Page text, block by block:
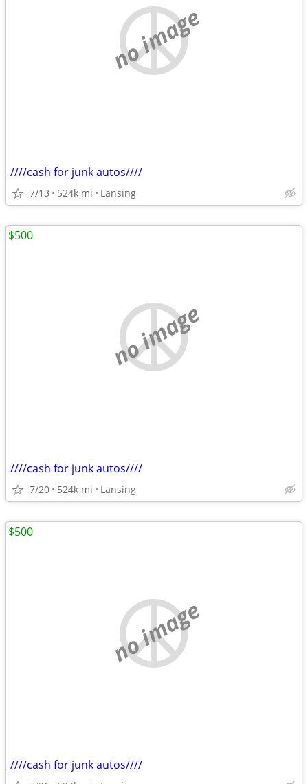
no image
////cash for junk autos////
7/13 524k mi Lansing
no image
////cash for junk autos////
7/20 524k mi Lansing
$500
no image
////cash for junk autos////
$500